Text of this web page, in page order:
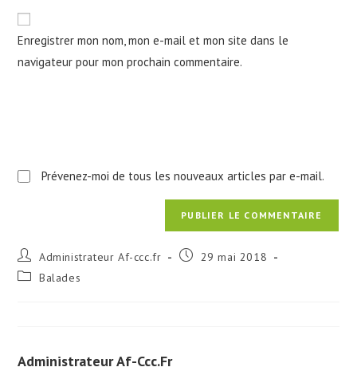
votre
site
(facultatif)
Enregistrer mon nom, mon e-mail et mon site dans le
navigateur pour mon prochain commentaire.
Prévenez-moi de tous les nouveaux articles par e-mail.
Auteur/autrice
de
la
Administrateur Af-ccc.fr
Publication
29 mai 2018
Post Balades
Administrateur Af-Ccc.fr